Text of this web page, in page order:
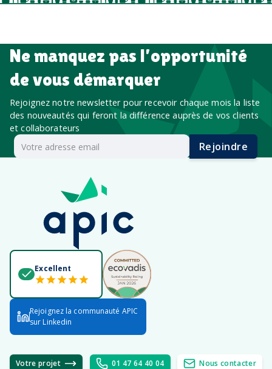
Ne manquez pas l’opportunité
de vous démarquer
Rejoignez notre newsletter pour recevoir chaque mois la liste
des nouveautés qui feront la différence auprès de vos clients
et collaborateurs
Rejoindre
Excellent
Rejoignez la communauté APIC
sur Linkedin
Votre projet 01 47 64 40 04
Nous contacter